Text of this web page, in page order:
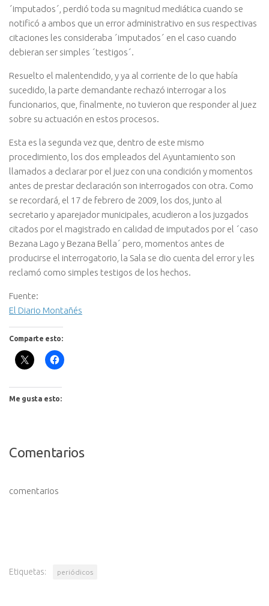
´imputados´, perdió toda su magnitud mediática cuando se
notificó a ambos que un error administrativo en sus respectivas
citaciones les consideraba ´imputados´ en el caso cuando
debieran ser simples ´testigos´.
Resuelto el malentendido, y ya al corriente de lo que había
sucedido, la parte demandante rechazó interrogar a los
funcionarios, que, finalmente, no tuvieron que responder al juez
sobre su actuación en estos procesos.
Esta es la segunda vez que, dentro de este mismo
procedimiento, los dos empleados del Ayuntamiento son
llamados a declarar por el juez con una condición y momentos
antes de prestar declaración son interrogados con otra. Como
se recordará, el 17 de febrero de 2009, los dos, junto al
secretario y aparejador municipales, acudieron a los juzgados
citados por el magistrado en calidad de imputados por el ´caso
Bezana Lago y Bezana Bella´ pero, momentos antes de
producirse el interrogatorio, la Sala se dio cuenta del error y les
reclamó como simples testigos de los hechos.
Fuente:
El Diario Montañés
Comparte esto:
Me gusta esto:
Comentarios
comentarios
Etiquetas: periódicos